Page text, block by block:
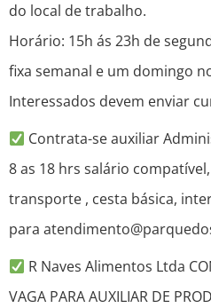
do local de trabalho.
Horário: 15h ás 23h de
fixa semanal e um domingo
Interessados devem enviar
Contrata-se auxiliar
8 as 18 hrs salário
transporte , cesta básica,
para
R Naves Alimentos Ltda
VAGA PARA AUXILIAR DE